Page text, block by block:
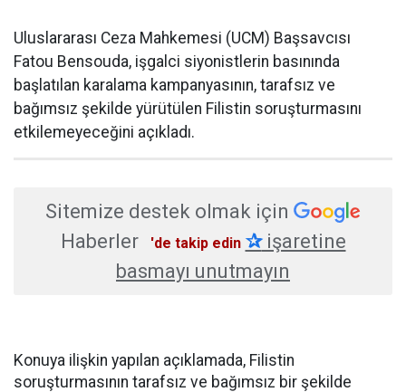
Uluslararası Ceza Mahkemesi (UCM) Başsavcısı
Fatou Bensouda, işgalci siyonistlerin basınında
başlatılan karalama kampanyasının, tarafsız ve
bağımsız şekilde yürütülen Filistin soruşturmasını
etkilemeyeceğini açıkladı.
Sitemize destek olmak için
Haberler
'de takip edin ✰işaretine
basmayı unutmayın
Konuya ilişkin yapılan açıklamada, Filistin
soruşturmasının tarafsız ve bağımsız bir şekilde